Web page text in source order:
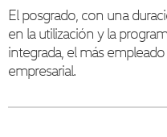
El posgrado, con una
en la utilización y la
integrada, el más
empresarial.